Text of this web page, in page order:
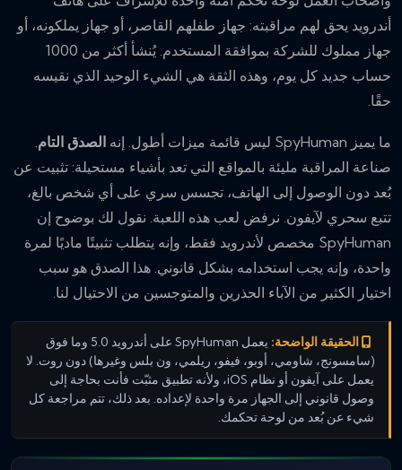
أندرويد يحق لهم مراقبته: جهاز طفلهم القاصر، أو جهاز يملكونه، أو
جهاز مملوك للشركة بموافقة المستخدم. يُنشأ أكثر من 1000
حساب جديد كل يوم، وهذه الثقة هي الشيء الوحيد الذي نقيسه
حقًا.
ما يميز SpyHuman ليس قائمة ميزات أطول. إنه الصدق التام
صناعة المراقبة مليئة بالمواقع التي تعد بأشياء مستحيلة: تثبيت عن
بُعد دون الوصول إلى الهاتف، تجسس سري على أي شخص بالغ،
تتبع سحري لآيفون. نرفض لعب هذه اللعبة. نقول لك بوضوح إن
SpyHuman مخصص لأندرويد فقط، وإنه يتطلب تثبيتًا ماديًا لمرة
واحدة، وإنه يجب استخدامه بشكل قانوني. هذا الصدق هو سبب
اختيار الكثير من الآباء الحذرين والمتوجسين من الاحتيال لنا.
الحقيقة الواضحة:
يعمل SpyHuman على أندرويد 5.0 وما فوق
(سامسونج، شاومي، أوبو، فيفو، ريلمي، ون بلس وغيرها) دون روت. لا
يعمل على آيفون أو نظام iOS، ولأنه تطبيق مثبّت فأنت بحاجة إلى
وصول قانوني إلى الجهاز مرة واحدة لإعداده. بعد ذلك، تتم مراجعة كل
شيء عن بُعد من لوحة تحكمك.